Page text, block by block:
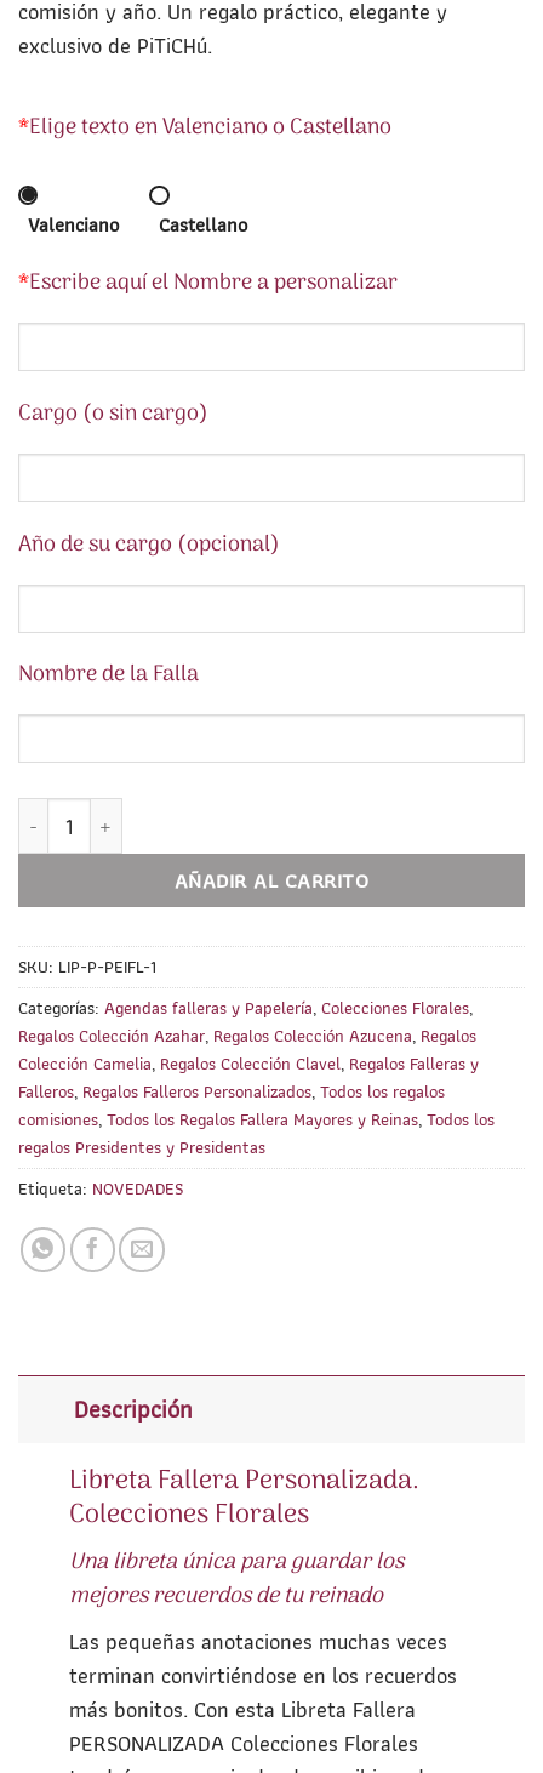
comisión y año. Un regalo práctico, elegante y
exclusivo de PiTiCHú.
*Elige texto en Valenciano o Castellano
Valenciano Castellano
*Escribe aquí el Nombre a personalizar
Cargo (o sin cargo)
Año de su cargo (opcional)
Nombre de la Falla
Libreta Fallera PERSONALIZADA. Colecciones Florales cantidad
AÑADIR AL CARRITO
SKU: LIP-P-PEIFL-1
Categorías: Agendas falleras y Papelería,Colecciones Florales,
Regalos Colección Azahar, Regalos Colección Azucena, Regalos
Colección Camelia, Regalos Colección Clavel, Regalos Falleras y
Falleros, Regalos Falleros Personalizados,Todos los regalos
comisiones,Todos los Regalos Fallera Mayores y Reinas,Todos los
regalos Presidentes y Presidentas
Etiqueta: NOVEDADES
Descripción
Libreta Fallera Personalizada.
Colecciones Florales
Una libreta única para guardar los
mejores recuerdos de tu reinado
Las pequeñas anotaciones muchas veces
terminan convirtiéndose en los recuerdos
más bonitos. Con esta Libreta Fallera
PERSONALIZADA Colecciones Florales